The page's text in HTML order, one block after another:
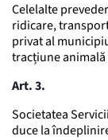
Celelalte
ridicare,
privat al
tracțiune animală
Art. 3.
Societatea
duce la